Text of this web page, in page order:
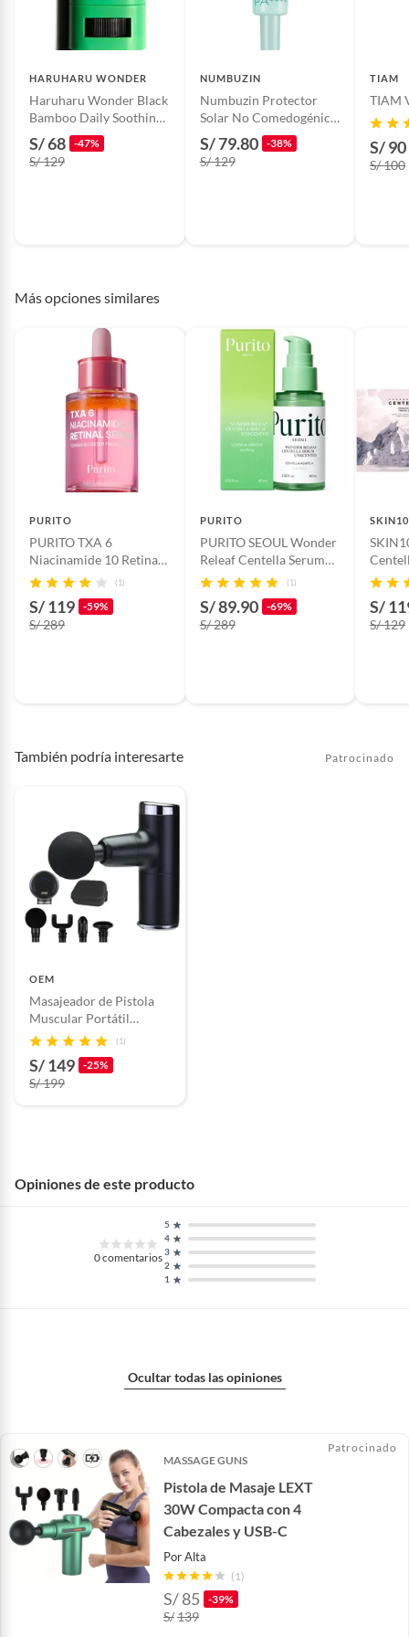
Motocicletas y bicicletas motorizadas.
Licores y cigarros electrónicos.
Otros masajeadores
HARUHARU WONDER
Haruharu Wonder Black
Bamboo Daily Soothing
Sun Shield Spf50
S/ 68 -47%
S/ 129
NUMBUZIN
Numbuzin Protector
Solar No Comedogénico
No1 Pure-full Calming
SPF50
S/ 79.80 -38%
S/ 129
TIAM
S/ 90
S/ 100
Más opciones similares
PURITO
PURITO TXA 6
Niacinamide 10 Retinal
Serum 30mL
(1)
S/ 119 -59%
S/ 289
PURITO
PURITO SEOUL Wonder
Releaf Centella Serum
Unscented 60mL
(1)
S/ 89.90 -69%
S/ 289
Travel
S/
S/ 129
También podría interesarte Patrocinado
OEM
Masajeador de Pistola
Muscular Portátil
Profesional para Alivio
(1)
S/ 149 -25%
S/ 199
Opiniones de este producto
0comentarios
1
2
3
4
5
Ocultar todas las opiniones
MASSAGE GUNS
Pistola de Masaje LEXT
30W Compacta con 4
Cabezales y USB-C
PorAlta
(1)
S/85 -39%
S/139
Patrocinado